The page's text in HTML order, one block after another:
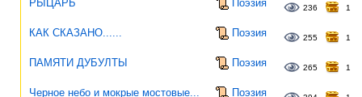
РЫЦАРЬ Поэзия 236 1
КАК СКАЗАНО...... Поэзия 255 1
ПАМЯТИ ДУБУЛТЫ Поэзия 265 1
Черное небо и мокрые мостовые... Поэзия